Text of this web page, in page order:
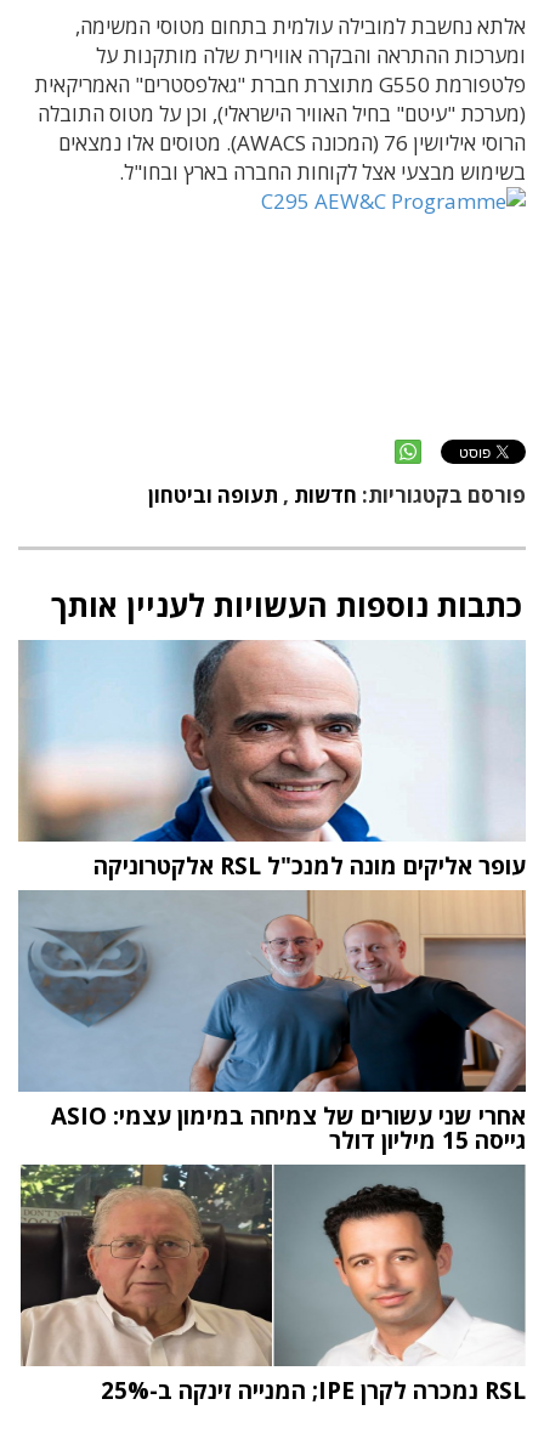
אלתא נחשבת למובילה עולמית בתחום מטוסי המשימה,
ומערכות ההתראה והבקרה אווירית שלה מותקנות על
פלטפורמת G550 מתוצרת חברת "גאלפסטרים" האמריקאית
(מערכת "עיטם" בחיל האוויר הישראלי), וכן על מטוס התובלה
הרוסי איליושין 76 (המכונה AWACS). מטוסים אלו נמצאים
בשימוש מבצעי אצל לקוחות החברה בארץ ובחו"ל.
פורסם בקטגוריות: חדשות , תעופה וביטחון
כתבות נוספות העשויות לעניין אותך
עופר אליקים מונה למנכ"ל RSL אלקטרוניקה
אחרי שני עשורים של צמיחה במימון עצמי: ASIO
גייסה 15 מיליון דולר
RSL נמכרה לקרן IPE; המנייה זינקה ב-25%